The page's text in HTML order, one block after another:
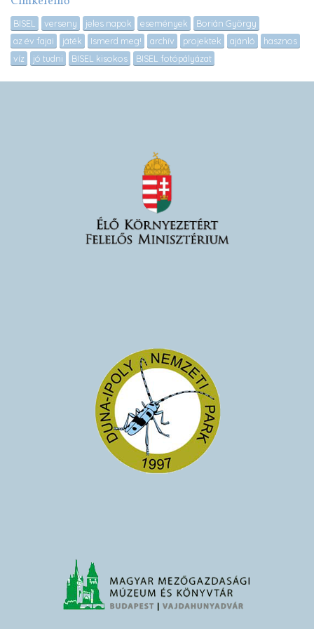
BISEL verseny jeles napok események
Borián György
az év fajai
játék Ismerd meg! archív projektek ajánló
hasznos
víz
jó tudni BISEL kisokos BISEL fotópályázat